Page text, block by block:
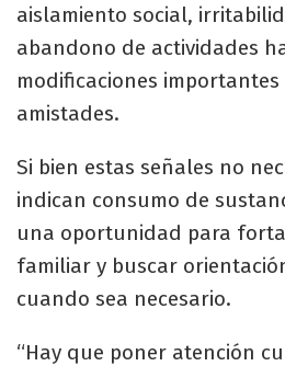
aislamiento social,
abandono de actividades
modificaciones
amistades.
Si bien estas señales no
indican consumo de
una oportunidad para
familiar y buscar
cuando sea necesario.
“Hay que poner atención